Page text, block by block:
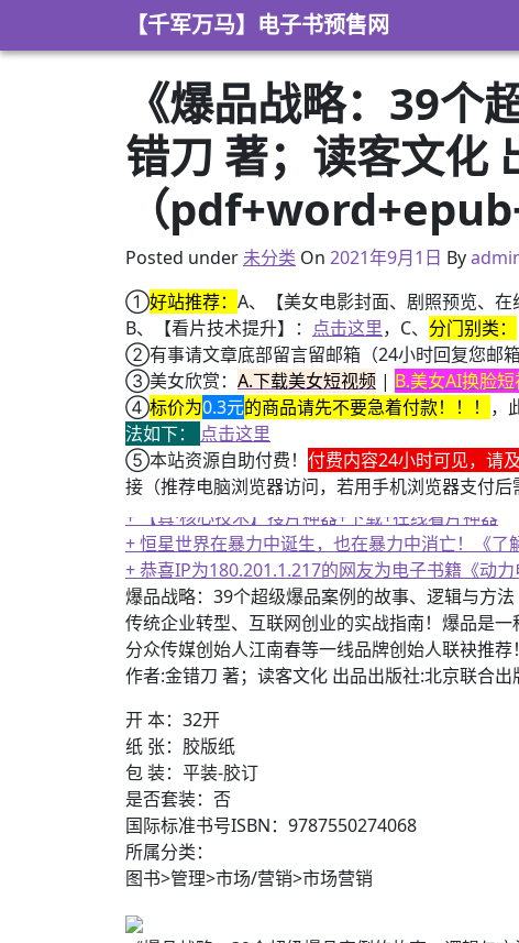
【千军万马】电子书预售网
《爆品战略：39个
错刀 著；读客文化
（
Posted under未分类 On 2021年8月31日
2021年9月1日 By
①好站推荐： A、【美女电影封面、剧照预览、在
B、【看片技术提升】： 点击这里，C、 分门别类：
②有事请文章底部留言留邮箱（24小时回复您邮箱
③美女欣赏： A.下载美女短视频 | B.美女AI换脸
④标价为0.3元的商品请先不要急着付款！！！ ，
法如下： 点击这里
⑤本站资源自助付费！ 付费内容24小时可见，请
接（推荐电脑浏览器访问，若用手机浏览器支付后
+ 【真·核心技术】搜片神器+下载+在线看片神器
+ 恒星世界在暴力中诞生，也在暴力中消亡！《了
+ 恭喜IP为180.201.1.217的网友为电子书籍《动力
+ AV女神三上悠亚AI换脸小视频
爆品战略：39个超级爆品案例的故事、逻辑与方法
传统企业转型、互联网创业的实战指南！爆品是
分众传媒创始人江南春等一线品牌创始人联袂推
作者:金错刀 著；读客文化 出品出版社:北京联合
开 本：32开
纸 张：胶版纸
包 装：平装-胶订
是否套装：否
国际标准书号ISBN：9787550274068
所属分类：
图书>管理>市场/营销>市场营销